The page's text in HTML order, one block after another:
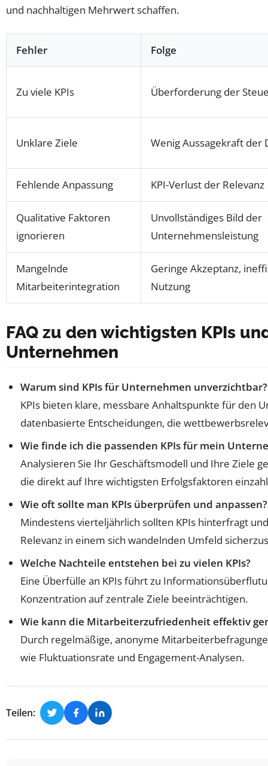
und nachhaltigen Mehrwert schaffen.
Fehler Folge
Zu viele KPIs Überforderung der
Unklare Ziele Wenig Aussagekraft der
Fehlende Anpassung KPI-Verlust der Relevanz
Qualitative Faktoren
ignorieren
Unvollständiges Bild der
Unternehmensleistung
Mangelnde
Mitarbeiterintegration
Geringe Akzeptanz,
Nutzung
FAQ zu den wichtigsten KPIs
Unternehmen
Warum sind KPIs für Unternehmen unverzichtbar?
KPIs bieten klare, messbare Anhaltspunkte für den
datenbasierte Entscheidungen, die
Wie finde ich die passenden KPIs für mein
Analysieren Sie Ihr Geschäftsmodell und Ihre Ziele
die direkt auf Ihre wichtigsten Erfolgsfaktoren
Wie oft sollte man KPIs überprüfen und anpassen?
Mindestens vierteljährlich sollten KPIs hinterfragt
Relevanz in einem sich wandelnden Umfeld
Welche Nachteile entstehen bei zu vielen KPIs?
Eine Überfülle an KPIs führt zu
Konzentration auf zentrale Ziele beeinträchtigen.
Wie kann die Mitarbeiterzufriedenheit effektiv
Durch regelmäßige, anonyme
wie Fluktuationsrate und Engagement-Analysen.
Teilen: